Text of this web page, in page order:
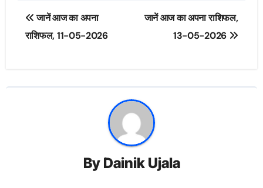
Post
navigation
जानें आज का अपना
राशिफल, 11-05-2026
जानें आज का अपना राशिफल,
13-05-2026
By Dainik Ujala